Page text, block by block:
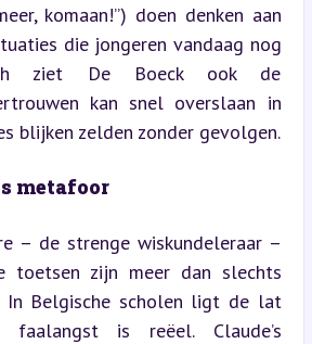
komaan!”) doen denken aan
die jongeren vandaag nog
ziet De Boeck ook de
kan snel overslaan in
blijken zelden zonder gevolgen.
metafoor
– de strenge wiskundeleraar –
toetsen zijn meer dan slechts
In Belgische scholen ligt de lat
is reëel. Claude’s